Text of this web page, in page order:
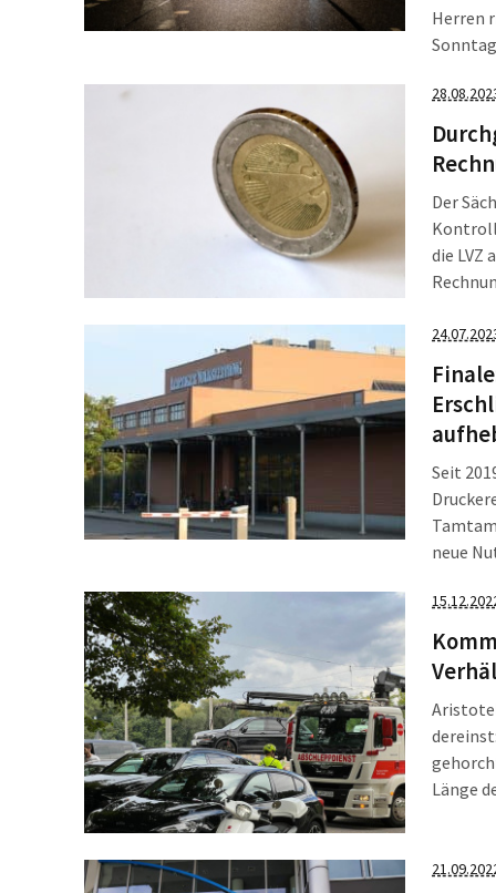
Herren
am
[…]
Der
die LVZ
Seit
neue
Länge